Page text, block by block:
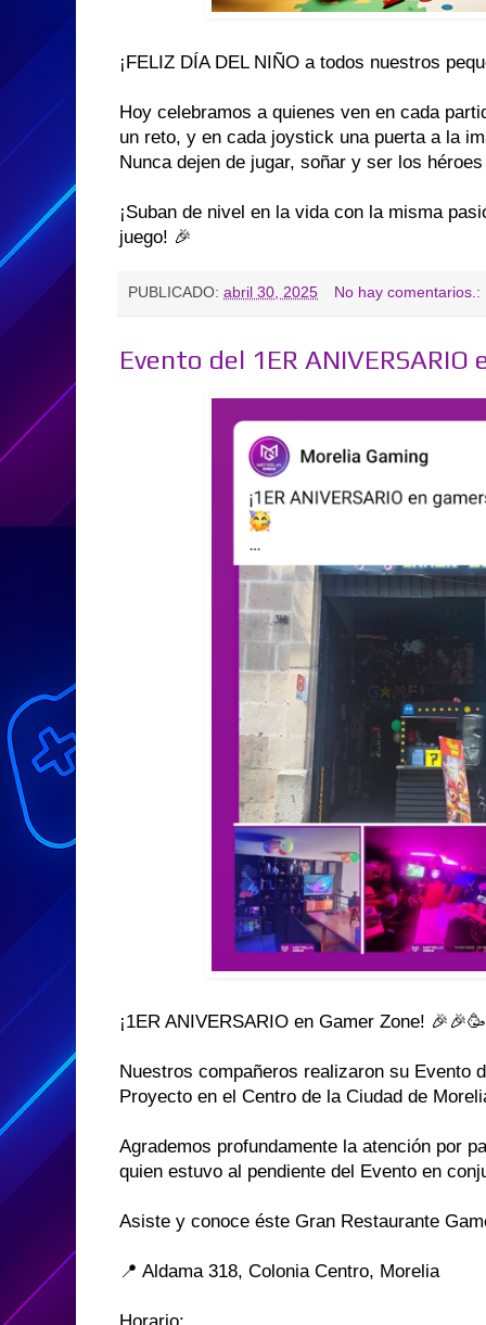
¡FELIZ DÍA DEL NIÑO a todos nuestros
Hoy celebramos a quienes ven en cada
un reto, y en cada joystick una puerta a la
Nunca dejen de jugar, soñar y ser los
¡Suban de nivel en la vida con la misma
juego! 🎉
PUBLICADO: abril 30, 2025 No hay comentarios.:
Evento del 1ER
¡1ER ANIVERSARIO en Gamer Zone! 🎉🎉🥳
Nuestros compañeros realizaron su Evento
Proyecto en el Centro de la Ciudad de
Agrademos profundamente la atención por
quien estuvo al pendiente del Evento en
Asiste y conoce éste Gran Restaurante
📍 Aldama 318, Colonia Centro, Morelia
Horario: